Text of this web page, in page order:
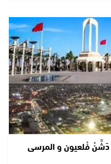
دّشَّنْ فْلعيون و المرسى